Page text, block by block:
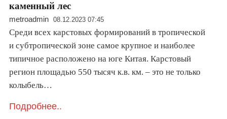
каменный лес
metroadmin 08.12.2023 07:45
Среди всех карстовых формирований в тропической
и субтропической зоне самое крупное и наиболее
типичное расположено на юге Китая. Карстовый
регион площадью 550 тысяч к.в. км. – это не только
колыбель…
Подробнее..